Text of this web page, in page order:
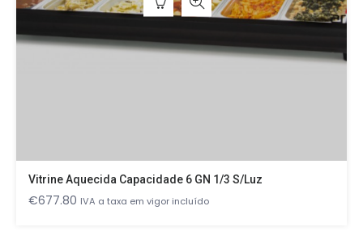
Vitrine Aquecida Capacidade 6 GN 1/3 S/luz
€677.80 IVA a taxa em vigor incluído